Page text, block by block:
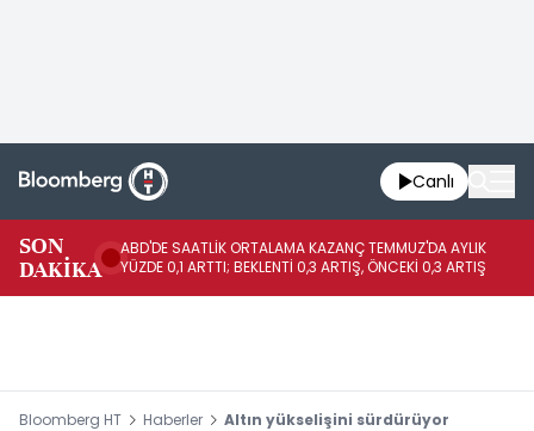
Canlı
SON
DAKİKA
ABD'DE SAATLİK ORTALAMA KAZANÇ TEMMUZ'DA AYLIK
YÜZDE 0,1 ARTTI; BEKLENTİ 0,3 ARTIŞ, ÖNCEKİ 0,3 ARTIŞ
Bloomberg HT Haberler Altın yükselişini sürdürüyor